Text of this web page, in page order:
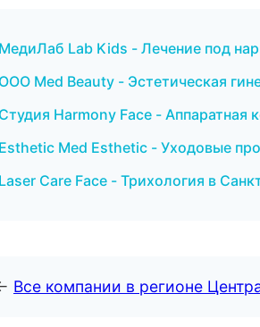
МедиЛаб Lab Kids - Лечение под
ООО Med Beauty - Эстетическая
Студия Harmony Face - Аппаратная
Esthetic Med Esthetic - Уходовые
Laser Care Face - Трихология в
Все компании в регионе